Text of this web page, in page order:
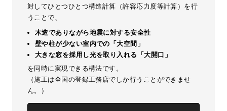
対してひとつひとつ構造計算（許容応力度等計算）を行
うことで、
木造でありながら地震に対する安全性
壁や柱が少ない室内での「大空間」
大きな窓を採用し光を取り入れる「大開口」
を同時に実現できる構法です。
（施工は全国の登録工務店でしか行うことができませ
ん。）